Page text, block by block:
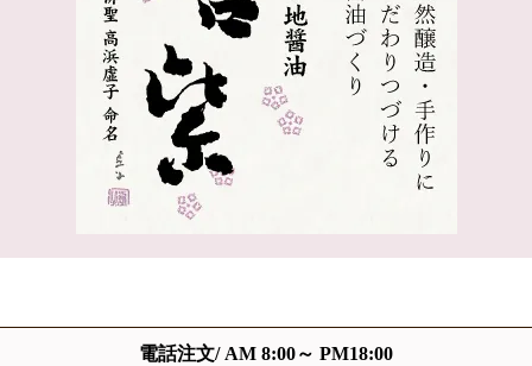
電話注文/ AM 8:00～ PM18:00